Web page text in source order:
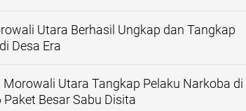
Utara Berhasil Ungkap dan Tangkap
Desa Era
Utara Tangkap Pelaku Narkoba di
Paket Besar Sabu Disita